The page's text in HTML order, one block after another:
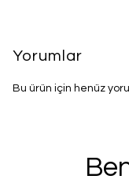
Yorumlar
Bu ürün için henüz